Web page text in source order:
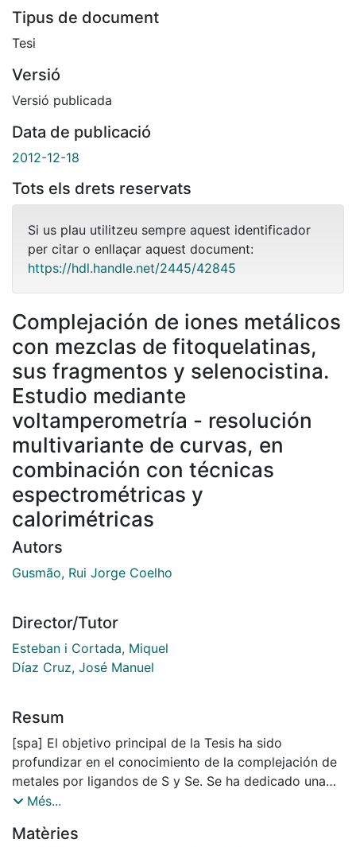
Tipus de document
Tesi
Versió
Versió publicada
Data de publicació
2012-12-18
Tots els drets reservats
Si us plau utilitzeu sempre aquest identificador
per citar o enllaçar aquest document:
https://hdl.handle.net/2445/42845
Complejación de iones metálicos
con mezclas de fitoquelatinas,
sus fragmentos y selenocistina.
Estudio mediante
voltamperometría - resolución
multivariante de curvas, en
combinación con técnicas
espectrométricas y
calorimétricas
Autors
Gusmão, Rui Jorge Coelho
Director/Tutor
Esteban i Cortada, Miquel
Díaz Cruz, José Manuel
Resum
[spa] El objetivo principal de la Tesis ha sido
profundizar en el conocimiento de la complejación de
metales por ligandos de S y Se. Se ha dedicado una
atención especial a las fitoquelatinas (PCn), que son la
complejar los metales pesados. Se ha intentado
Més...
Matèries